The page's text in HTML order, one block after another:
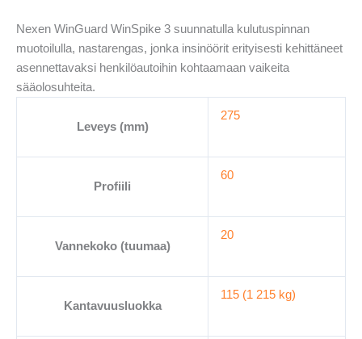
Nexen WinGuard WinSpike 3 suunnatulla kulutuspinnan
muotoilulla, nastarengas, jonka insinöörit erityisesti kehittäneet
asennettavaksi henkilöautoihin kohtaamaan vaikeita
sääolosuhteita.
Leveys (mm)
275
Profiili
60
Vannekoko (tuumaa)
20
Kantavuusluokka
115 (1 215 kg)